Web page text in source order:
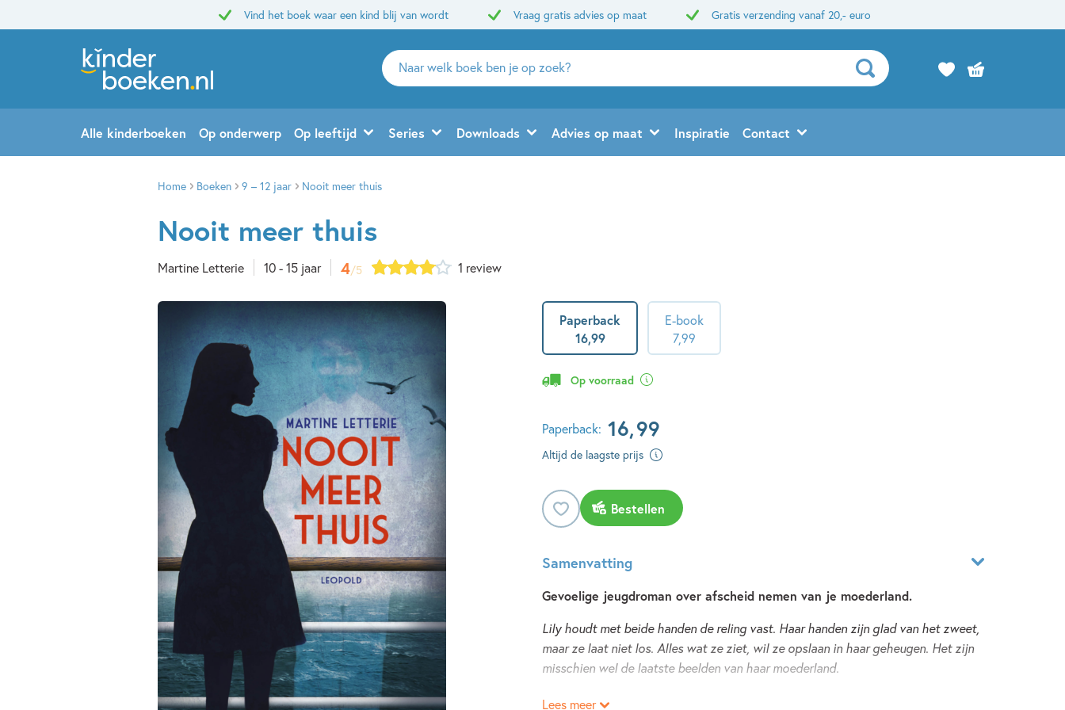
Vind het boek waar een kind blij van wordt Vraag gratis advies op maat Gratis verzending vanaf 20,- euro
Zoeken
naar
en
uitgevers
Alle kinderboeken Op onderwerp Op leeftijd Series Downloads Advies op maat Inspiratie Contact
Home Boeken 9 – 12 jaar Nooit meer thuis
Nooit meer thuis
Martine Letterie 10 - 15 jaar 4/5 1 review
Paperback
16,99
E-book
7,99
Op voorraad
Paperback: 16,99
Altijd de laagste prijs
Bestellen
Samenvatting
Gevoelige jeugdroman over afscheid nemen van je moederland.
Lily houdt met beide handen de reling vast. Haar handen zijn glad van het zweet,
maar ze laat niet los. Alles wat ze ziet, wil ze opslaan in haar geheugen. Het zijn
misschien wel de laatste beelden van haar moederland.
Lees meer